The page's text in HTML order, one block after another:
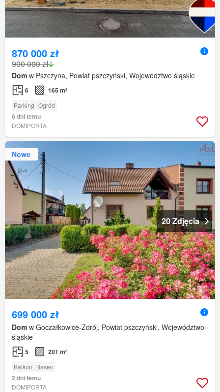
870 000 zł
900 000 zł
Dom w Pszczyna, Powiat pszczyński, Województwo śląskie
6 165 m²
Parking Ogród
6 dni temu
DOMIPORTA
Nowe
20 Zdjęcia
699 000 zł
Dom w Goczałkowice-Zdrój, Powiat pszczyński, Województwo
śląskie
5 201 m²
Balkon Basen
2 dni temu
DOMIPORTA